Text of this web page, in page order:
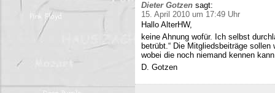
Dieter Gotzen sagt:
15. April 2010 um 17:49 Uhr
Hallo AlterHW,
keine Ahnung wofür. Ich selbst
betrübt.“ Die Mitgliedsbeiträge
wobei die noch niemand kennen
D. Gotzen